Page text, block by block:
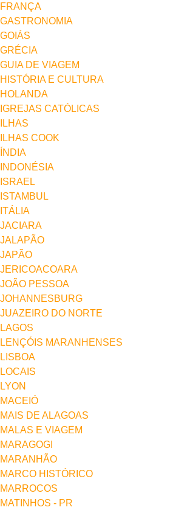
FRANÇA
GASTRONOMIA
GOIÁS
GRÉCIA
GUIA DE VIAGEM
HISTÓRIA E CULTURA
HOLANDA
IGREJAS CATÓLICAS
ILHAS
ILHAS COOK
ÍNDIA
INDONÉSIA
ISRAEL
ISTAMBUL
ITÁLIA
JACIARA
JALAPÃO
JAPÃO
JERICOACOARA
JOÃO PESSOA
JOHANNESBURG
JUAZEIRO DO NORTE
LAGOS
LENÇÓIS MARANHENSES
LISBOA
LOCAIS
LYON
MACEIÓ
MAIS DE ALAGOAS
MALAS E VIAGEM
MARAGOGI
MARANHÃO
MARCO HISTÓRICO
MARROCOS
MATINHOS - PR